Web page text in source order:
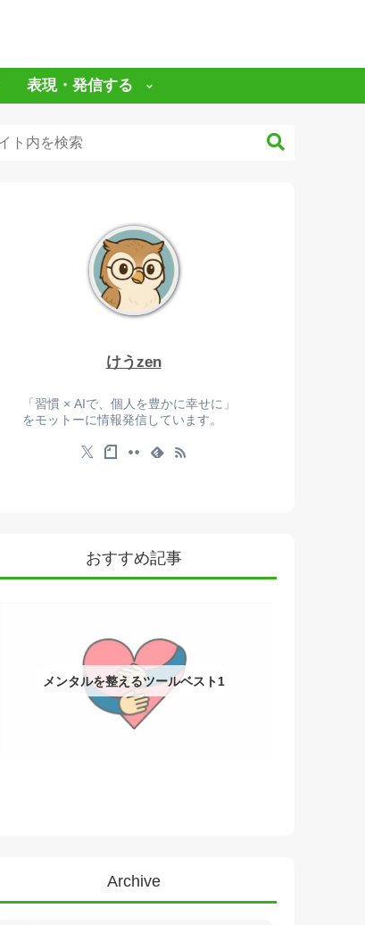
表現・発信する
けうzen
「習慣 × AIで、個人を豊かに幸せに」
をモットーに情報発信しています。
おすすめ記事
メンタルを整えるツールベスト1
Archive